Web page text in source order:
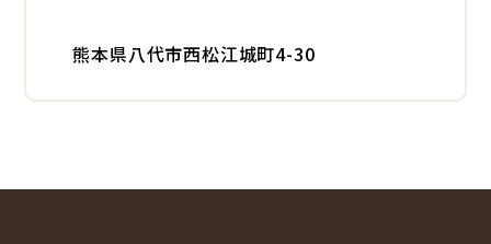
めの7つの回避方法を解説
法などをわかりやすく解説
熊本県八代市西松江城町4-30